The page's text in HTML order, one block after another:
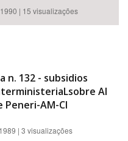
| 15 visualizações
n. 132 - subsidios
AI
Peneri-AM-CI
| 3 visualizações